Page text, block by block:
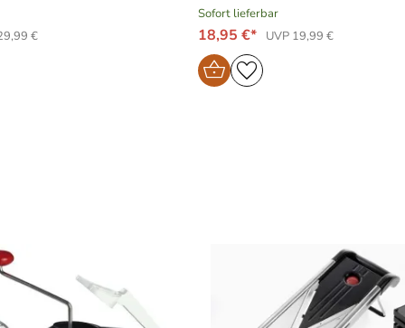
€
Sofort lieferbar
18,95 €* UVP 19,99 €